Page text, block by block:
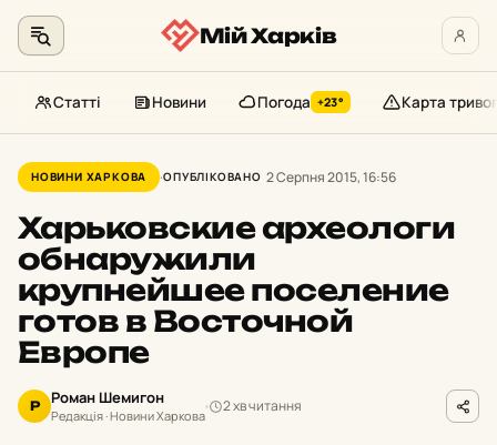
до
контенту
Мій Харків
Статті Новини Погода +23° Карта тривог
НОВИНИ ХАРКОВА ОПУБЛІКОВАНО 2 Серпня 2015, 16:56
Харьковские археологи
обнаружили
крупнейшее поселение
готов в Восточной
Европе
Р Роман Шемигон
Редакція · Новини Харкова
2 хв читання